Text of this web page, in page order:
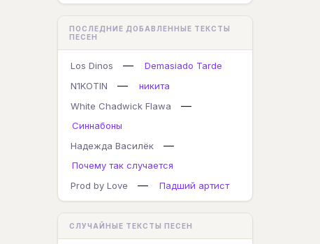
ПОСЛЕДНИЕ ДОБАВЛЕННЫЕ ТЕКСТЫ
ПЕСЕН
Los Dinos —
Demasiado Tarde
N1KOTIN
—
никита
White Chadwick Flawa
—
Синнабоны
Надежда Василёк
—
Почему так случается
Prod by Love
— Падший артист
СЛУЧАЙНЫЕ ТЕКСТЫ ПЕСЕН